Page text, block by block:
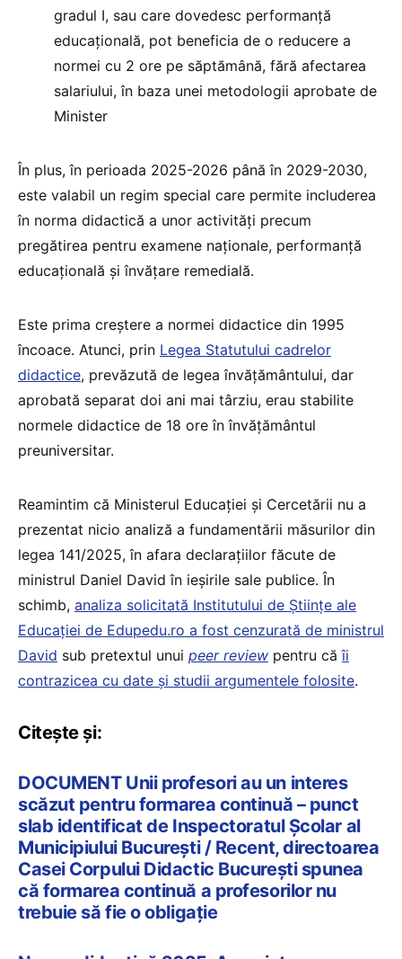
gradul I, sau care dovedesc performanță
educațională, pot beneficia de o reducere a
normei cu 2 ore pe săptămână, fără afectarea
salariului, în baza unei metodologii aprobate de
Minister
În plus, în perioada 2025-2026 până în 2029-2030,
este valabil un regim special care permite includerea
în norma didactică a unor activități precum
pregătirea pentru examene naționale, performanță
educațională și învățare remedială.
Este prima creștere a normei didactice din 1995
încoace. Atunci, prin Legea Statutului cadrelor
didactice, prevăzută de legea învățământului, dar
aprobată separat doi ani mai târziu, erau stabilite
normele didactice de 18 ore în învățământul
preuniversitar.
Reamintim că Ministerul Educației și Cercetării nu a
prezentat nicio analiză a fundamentării măsurilor din
legea 141/2025, în afara declarațiilor făcute de
ministrul Daniel David în ieșirile sale publice. În
schimb, analiza solicitată Institutului de Științe ale
Educației de Edupedu.ro a fost cenzurată de ministrul
David sub pretextul unui peer review pentru căîi
contrazicea cu date și studii argumentele folosite.
Citește și:
DOCUMENT Unii profesori au un interes
scăzut pentru formarea continuă – punct
slab identificat de Inspectoratul Școlar al
Municipiului București / Recent, directoarea
Casei Corpului Didactic București spunea
că formarea continuă a profesorilor nu
trebuie să fie o obligație